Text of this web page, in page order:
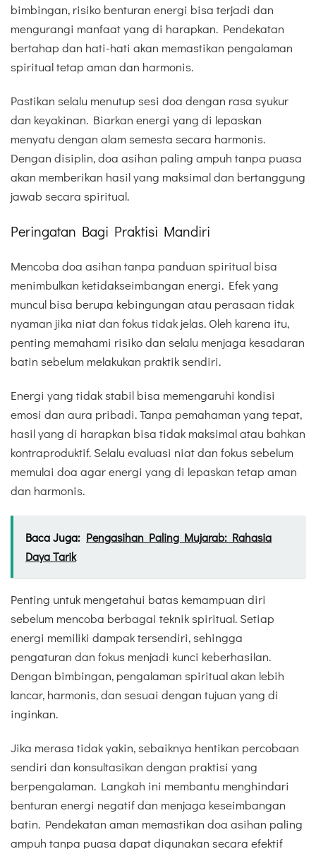
bimbingan, risiko benturan energi bisa terjadi dan
mengurangi manfaat yang di harapkan. Pendekatan
bertahap dan hati-hati akan memastikan pengalaman
spiritual tetap aman dan harmonis.
Pastikan selalu menutup sesi doa dengan rasa syukur
dan keyakinan. Biarkan energi yang di lepaskan
menyatu dengan alam semesta secara harmonis.
Dengan disiplin, doa asihan paling ampuh tanpa puasa
akan memberikan hasil yang maksimal dan bertanggung
jawab secara spiritual.
Peringatan Bagi Praktisi Mandiri
Mencoba doa asihan tanpa panduan spiritual bisa
menimbulkan ketidakseimbangan energi. Efek yang
muncul bisa berupa kebingungan atau perasaan tidak
nyaman jika niat dan fokus tidak jelas. Oleh karena itu,
penting memahami risiko dan selalu menjaga kesadaran
batin sebelum melakukan praktik sendiri.
Energi yang tidak stabil bisa memengaruhi kondisi
emosi dan aura pribadi. Tanpa pemahaman yang tepat,
hasil yang di harapkan bisa tidak maksimal atau bahkan
kontraproduktif. Selalu evaluasi niat dan fokus sebelum
memulai doa agar energi yang di lepaskan tetap aman
dan harmonis.
Baca Juga: Pengasihan Paling Mujarab: Rahasia
Daya Tarik
Penting untuk mengetahui batas kemampuan diri
sebelum mencoba berbagai teknik spiritual. Setiap
energi memiliki dampak tersendiri, sehingga
pengaturan dan fokus menjadi kunci keberhasilan.
Dengan bimbingan, pengalaman spiritual akan lebih
lancar, harmonis, dan sesuai dengan tujuan yang di
inginkan.
Jika merasa tidak yakin, sebaiknya hentikan percobaan
sendiri dan konsultasikan dengan praktisi yang
berpengalaman. Langkah ini membantu menghindari
benturan energi negatif dan menjaga keseimbangan
batin. Pendekatan aman memastikan doa asihan paling
ampuh tanpa puasa dapat digunakan secara efektif